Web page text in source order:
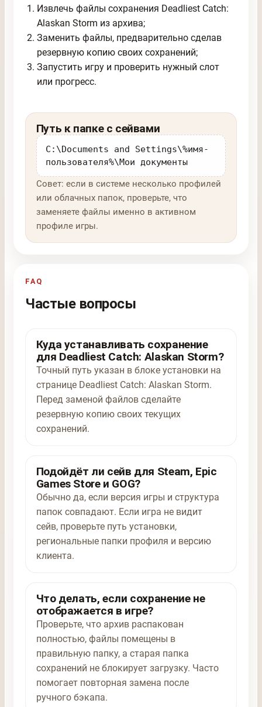
Извлечь файлы сохранения Deadliest Catch:
Alaskan Storm из архива;
Заменить файлы, предварительно сделав
резервную копию своих сохранений;
Запустить игру и проверить нужный слот
или прогресс.
Путь к папке с сейвами
C:\Documents and Settings\%имя-
пользователя%\Мои документы
Совет: если в системе несколько профилей
или облачных папок, проверьте, что
заменяете файлы именно в активном
профиле игры.
FAQ
Частые вопросы
Куда устанавливать сохранение
для Deadliest Catch: Alaskan Storm?
Точный путь указан в блоке установки на
странице Deadliest Catch: Alaskan Storm.
Перед заменой файлов сделайте
резервную копию своих текущих
сохранений.
Подойдёт ли сейв для Steam, Epic
Games Store и GOG?
Обычно да, если версия игры и структура
папок совпадают. Если игра не видит
сейв, проверьте путь установки,
региональные папки профиля и версию
клиента.
Что делать, если сохранение не
отображается в игре?
Проверьте, что архив распакован
полностью, файлы помещены в
правильную папку, а старая папка
сохранений не блокирует загрузку. Часто
помогает повторная замена после
ручного бэкапа.